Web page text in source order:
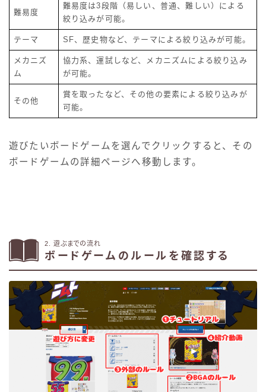
難易度
難易度は3段階（易しい、普通、難しい）による
絞り込みが可能。
テーマ SF、歴史物など、テーマによる絞り込みが可能。
メカニズ
ム
協力系、運試しなど、メカニズムによる絞り込み
が可能。
その他
賞を取ったなど、その他の要素による絞り込みが
可能。
遊びたいボードゲームを選んでクリックすると、その
ボードゲームの詳細ページへ移動します。
2. 遊ぶまでの流れ
ボードゲームのルールを確認する